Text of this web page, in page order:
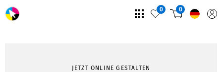
0 0
JETZT ONLINE GESTALTEN